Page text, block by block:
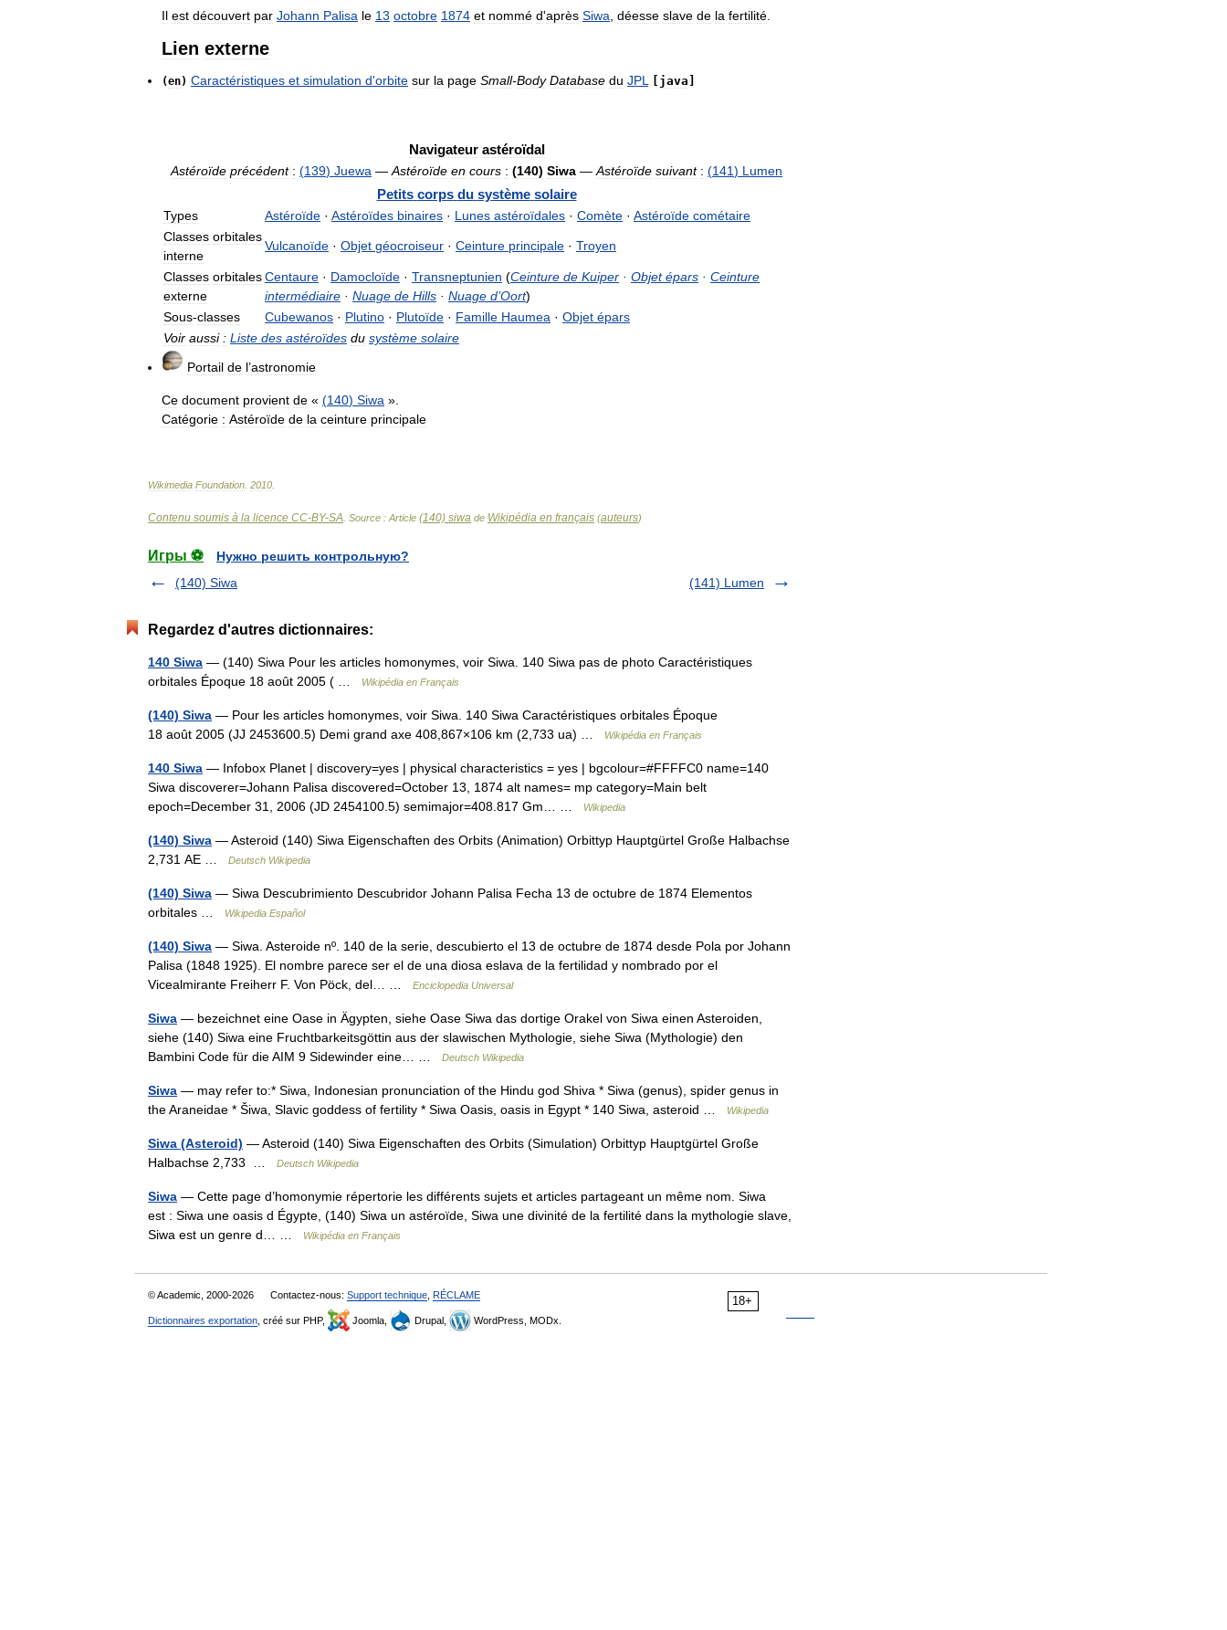
Il est découvert par Johann Palisa le 13 octobre 1874 et nommé d'après Siwa déesse slave de la fertilité
Lien externe
(en) Caractéristiques et simulation d'orbite sur la page Small-Body Database du JPL java
Navigateur astéroïdal
Astéroïde précédent : (139) Juewa — Astéroïde en cours : (140) Siwa — Astéroïde suivant : (141) Lumen
Petits corps du système solaire
Types Astéroïde · Astéroïdes binaires · Lunes astéroïdales · Comète · Astéroïde cométaire
Classes orbitales
interne
Vulcanoïde · Objet géocroiseur · Ceinture principale · Troyen
Classes orbitales
externe
Centaure · Damocloïde · Transneptunien (Ceinture de Kuiper · Objet épars · Ceinture
intermédiaire · Nuage de Hills · Nuage d’Oort)
Sous-classes Cubewanos · Plutino · Plutoïde · Famille Haumea · Objet épars
Voir aussi : Liste des astéroïdes du système solaire
Portail de l’astronomie
Ce document provient de « (140) Siwa ».
Catégorie : Astéroïde de la ceinture principale
Wikimedia Foundation 2010
Contenu soumis à la licence CC-BY-SA . Source : Article (140) siwa de Wikipédia en français (auteurs)
Игры ⚽
Нужно решить контрольную?
(140) Siwa
(141) Lumen
Regardez d'autres dictionnaires:
140 Siwa — (140) Siwa Pour les articles homonymes, voir Siwa. 140 Siwa pas de photo Caractéristiques
orbitales Époque 18 août 2005 ( …
Wikipédia en Français
(140) Siwa — Pour les articles homonymes, voir Siwa. 140 Siwa Caractéristiques orbitales Époque
18 août 2005 (JJ 2453600.5) Demi grand axe 408,867×106 km (2,733 ua) …
Wikipédia en Français
140 Siwa — Infobox Planet | discovery=yes | physical characteristics = yes | bgcolour=#FFFFC0 name=140
Siwa discoverer=Johann Palisa discovered=October 13, 1874 alt names= mp category=Main belt
epoch=December 31, 2006 (JD 2454100.5) semimajor=408.817 Gm… …
Wikipedia
(140) Siwa — Asteroid (140) Siwa Eigenschaften des Orbits (Animation) Orbittyp Hauptgürtel Große Halbachse
2,731 AE …
Deutsch Wikipedia
(140) Siwa — Siwa Descubrimiento Descubridor Johann Palisa Fecha 13 de octubre de 1874 Elementos
orbitales …
Wikipedia Español
(140) Siwa — Siwa. Asteroide nº. 140 de la serie, descubierto el 13 de octubre de 1874 desde Pola por Johann
Palisa (1848 1925). El nombre parece ser el de una diosa eslava de la fertilidad y nombrado por el
Vicealmirante Freiherr F. Von Pöck, del… …
Enciclopedia Universal
Siwa — bezeichnet eine Oase in Ägypten, siehe Oase Siwa das dortige Orakel von Siwa einen Asteroiden,
siehe (140) Siwa eine Fruchtbarkeitsgöttin aus der slawischen Mythologie, siehe Siwa (Mythologie) den
Bambini Code für die AIM 9 Sidewinder eine… …
Deutsch Wikipedia
Siwa — may refer to:* Siwa, Indonesian pronunciation of the Hindu god Shiva * Siwa (genus), spider genus in
the Araneidae * Šiwa, Slavic goddess of fertility * Siwa Oasis, oasis in Egypt * 140 Siwa, asteroid …
Wikipedia
Siwa (Asteroid) — Asteroid (140) Siwa Eigenschaften des Orbits (Simulation) Orbittyp Hauptgürtel Große
Halbachse 2,733 …
Deutsch Wikipedia
Siwa — Cette page d’homonymie répertorie les différents sujets et articles partageant un même nom. Siwa
est : Siwa une oasis d Égypte, (140) Siwa un astéroïde, Siwa une divinité de la fertilité dans la mythologie slave,
Siwa est un genre d… …
Wikipédia en Français
18+
© Academic, 2000-2026 Contactez-nous: Support technique RÉCLAME
Dictionnaires exportation , créé sur PHP, Joomla, Drupal, WordPress, MODx.